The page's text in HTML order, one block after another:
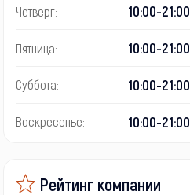
Четверг: 10:00-21:00
Пятница: 10:00-21:00
Суббота: 10:00-21:00
Воскресенье: 10:00-21:00
Рейтинг компании